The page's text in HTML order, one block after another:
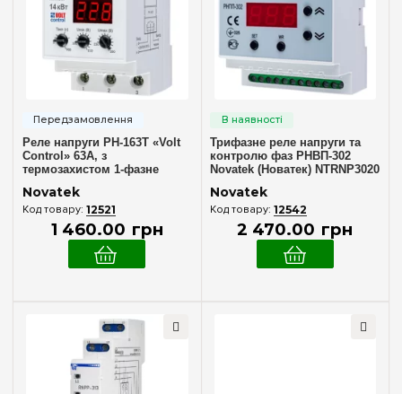
Реле напруги РН-163Т «Volt
Control» 63А, з
термозахистом 1-фазне
Novatek
12521
1 460.00 грн
Трифазне реле напруги та
контролю фаз РНВП-302
Novatek (Новатек) NTRNP3020
Novatek
12542
2 470.00 грн